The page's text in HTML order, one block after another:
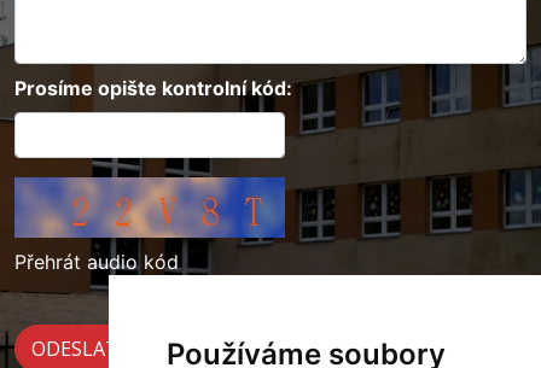
Používáme soubory
Prosíme opište kontrolní kód:
Přehrát audio kód